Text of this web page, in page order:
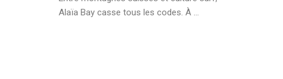
Alaïa Bay casse tous les codes. À ...